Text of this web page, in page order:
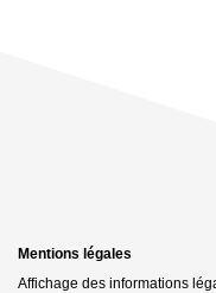
Mentions légales
Affichage des informations